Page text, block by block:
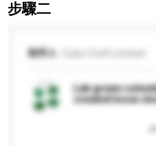
步驟二
收件人
Lab grown
created loose